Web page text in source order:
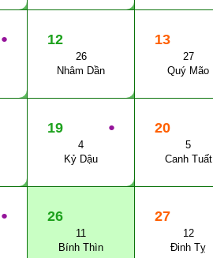
● 12
26
Nhâm Dần
13
27
Quý Mão
●
19
4
Kỷ Dậu
20
5
Canh Tuất
● 26
11
Bính Thìn
27
12
Đinh Tỵ